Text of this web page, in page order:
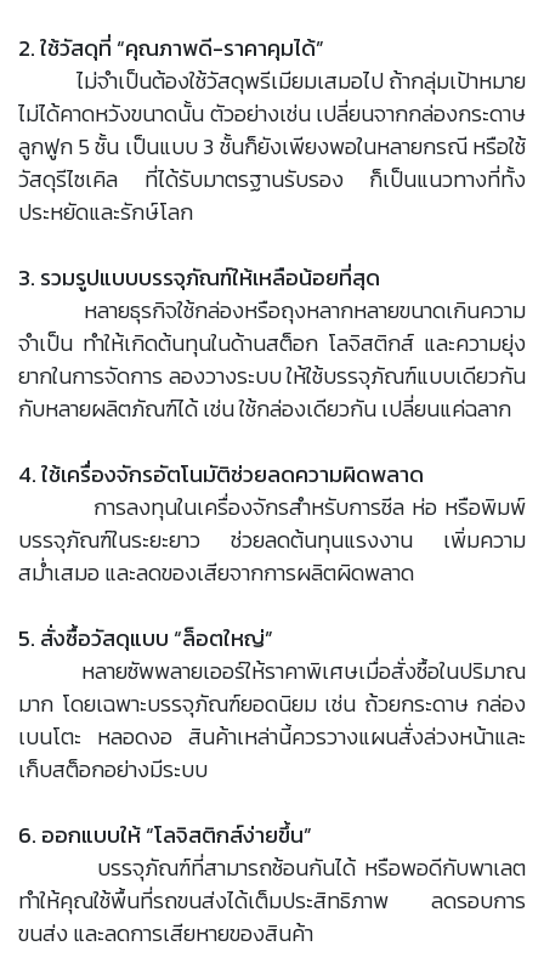
2. ใช้วัสดุที่ “คุณภาพดี-ราคาคุมได้”
ไม่จำเป็นต้องใช้วัสดุพรีเมียมเสมอไป ถ้ากลุ่มเป้าหมาย
ไม่ได้คาดหวังขนาดนั้น ตัวอย่างเช่น เปลี่ยนจากกล่องกระดาษ
ลูกฟูก 5 ชั้น เป็นแบบ 3 ชั้นก็ยังเพียงพอในหลายกรณี หรือใช้
วัสดุรีไซเคิล ที่ได้รับมาตรฐานรับรอง ก็เป็นแนวทางที่ทั้ง
ประหยัดและรักษ์โลก
3. รวมรูปแบบบรรจุภัณฑ์ให้เหลือน้อยที่สุด
หลายธุรกิจใช้กล่องหรือถุงหลากหลายขนาดเกินความ
จำเป็น ทำให้เกิดต้นทุนในด้านสต็อก โลจิสติกส์ และความยุ่ง
ยากในการจัดการ ลองวางระบบ ให้ใช้บรรจุภัณฑ์แบบเดียวกัน
กับหลายผลิตภัณฑ์ได้ เช่น ใช้กล่องเดียวกัน เปลี่ยนแค่ฉลาก
4. ใช้เครื่องจักรอัตโนมัติช่วยลดความผิดพลาด
การลงทุนในเครื่องจักรสำหรับการซีล ห่อ หรือพิมพ์
บรรจุภัณฑ์ในระยะยาว ช่วยลดต้นทุนแรงงาน เพิ่มความ
สม่ำเสมอ และลดของเสียจากการผลิตผิดพลาด
5. สั่งซื้อวัสดุแบบ “ล็อตใหญ่”
หลายซัพพลายเออร์ให้ราคาพิเศษเมื่อสั่งซื้อในปริมาณ
มาก โดยเฉพาะบรรจุภัณฑ์ยอดนิยม เช่น ถ้วยกระดาษ กล่อง
เบนโตะ หลอดงอ สินค้าเหล่านี้ควรวางแผนสั่งล่วงหน้าและ
เก็บสต็อกอย่างมีระบบ
6. ออกแบบให้ “โลจิสติกส์ง่ายขึ้น”
บรรจุภัณฑ์ที่สามารถซ้อนกันได้ หรือพอดีกับพาเลต
ทำให้คุณใช้พื้นที่รถขนส่งได้เต็มประสิทธิภาพ ลดรอบการ
ขนส่ง และลดการเสียหายของสินค้า